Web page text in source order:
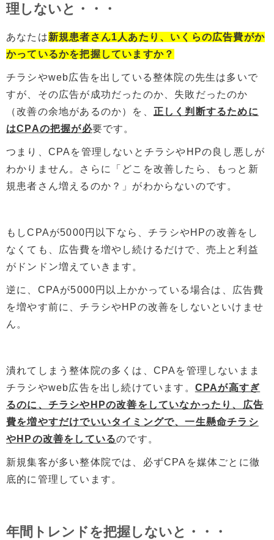
理しないと・・・
あなたは新規患者さん1人あたり、いくらの広告費がか
かっているかを把握していますか？
チラシやweb広告を出している整体院の先生は多いで
すが、その広告が成功だったのか、失敗だったのか
（改善の余地があるのか）を、 正しく判断するために
はCPAの把握が必要です。
つまり、CPAを管理しないとチラシやHPの良し悪しが
わかりません。さらに「どこを改善したら、もっと新
規患者さん増えるのか？」がわからないのです。
もしCPAが5000円以下なら、チラシやHPの改善をし
なくても、広告費を増やし続けるだけで、売上と利益
がドンドン増えていきます。
逆に、CPAが5000円以上かかっている場合は、広告費
を増やす前に、チラシやHPの改善をしないといけませ
ん。
潰れてしまう整体院の多くは、CPAを管理しないまま
チラシやweb広告を出し続けています。 CPAが高すぎ
るのに、チラシやHPの改善をしていなかったり、広告
費を増やすだけでいいタイミングで、一生懸命チラシ
やHPの改善をしているのです。
新規集客が多い整体院では、必ずCPAを媒体ごとに徹
底的に管理しています。
年間トレンドを把握しないと・・・